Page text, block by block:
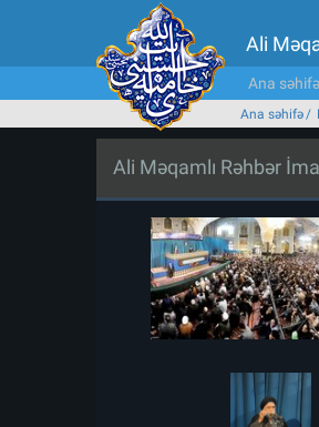
Ali
Ana səhifə
Ana səhifə
Ali Məqamlı Rəhbər